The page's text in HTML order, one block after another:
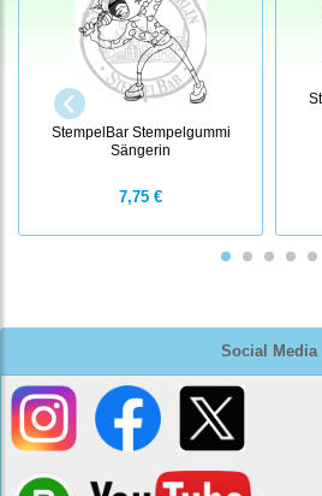
Social Media
StempelBar Stempelgummi
Sängerin
7,75 €